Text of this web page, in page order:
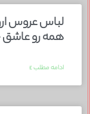
همه رو
ادامه مطلب »